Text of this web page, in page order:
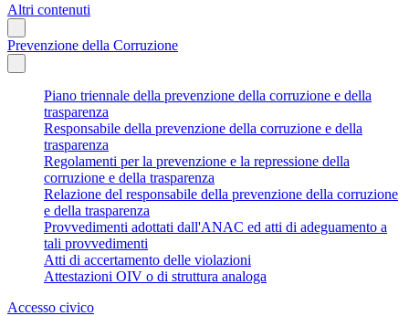
Altri contenuti
Prevenzione della Corruzione
Piano triennale della prevenzione della corruzione e della
trasparenza
Responsabile della prevenzione della corruzione e della
trasparenza
Regolamenti per la prevenzione e la repressione della
corruzione e della trasparenza
Relazione del responsabile della prevenzione della corruzione
e della trasparenza
Provvedimenti adottati dall'ANAC ed atti di adeguamento a
tali provvedimenti
Atti di accertamento delle violazioni
Attestazioni OIV o di struttura analoga
Accesso civico